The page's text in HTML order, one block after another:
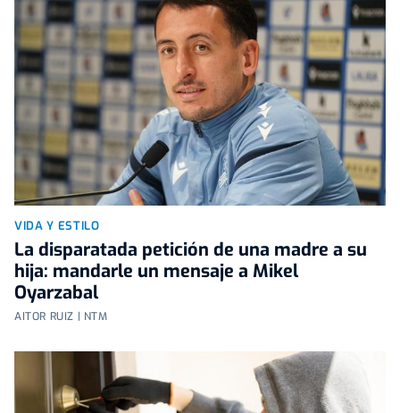
VIDA Y ESTILO
La disparatada petición de una madre a su
hija: mandarle un mensaje a Mikel
Oyarzabal
AITOR RUIZ | NTM